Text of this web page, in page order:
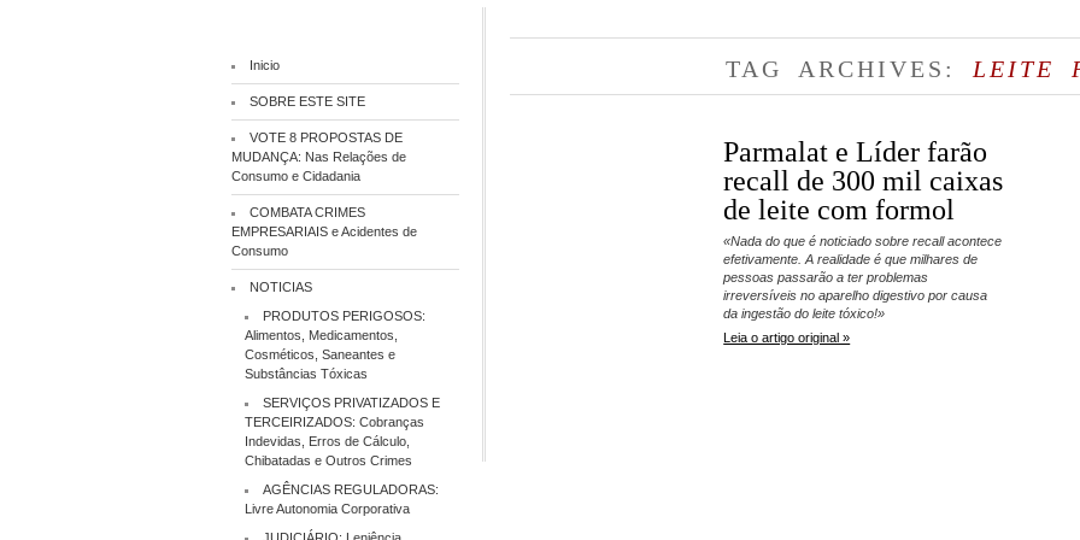
TAG ARCHIVES: LEITE
Parmalat e Líder farão
recall de 300 mil caixas
de leite com formol
«Nada do que é noticiado sobre recall acontece
efetivamente. A realidade é que milhares de
pessoas passarão a ter problemas
irreversíveis no aparelho digestivo por causa
da ingestão do leite tóxico!»
Leia o artigo original »
Inicio
SOBRE ESTE SITE
VOTE 8 PROPOSTAS DE
MUDANÇA: Nas Relações de
Consumo e Cidadania
COMBATA CRIMES
EMPRESARIAIS e Acidentes de
Consumo
NOTICIAS
PRODUTOS PERIGOSOS:
Alimentos, Medicamentos,
Cosméticos, Saneantes e
Substâncias Tóxicas
SERVIÇOS PRIVATIZADOS E
TERCEIRIZADOS: Cobranças
Indevidas, Erros de Cálculo,
Chibatadas e Outros Crimes
AGÊNCIAS REGULADORAS:
Livre Autonomia Corporativa